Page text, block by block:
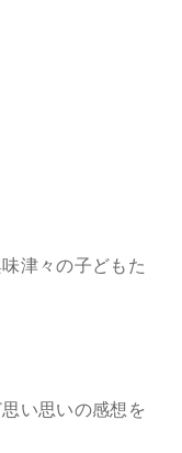
津々の子どもた
い思いの感想を